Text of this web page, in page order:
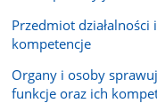
Przedmiot działalności i
kompetencje
Organy i osoby
funkcje oraz ich